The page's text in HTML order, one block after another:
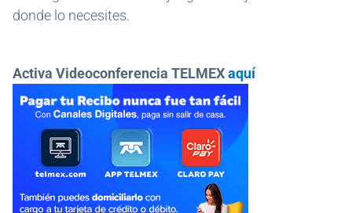
donde lo necesites.
Activa Videoconferencia TELMEXaquí